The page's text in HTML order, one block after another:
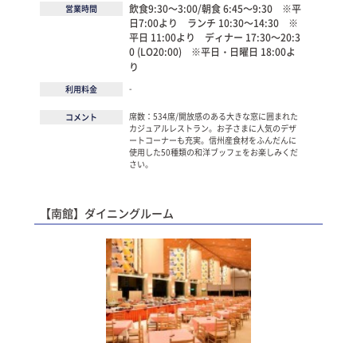
営業時間
飲食9:30～3:00/朝食 6:45～9:30 ※平
日7:00より ランチ 10:30～14:30 ※
平日 11:00より ディナー 17:30～20:3
0 (LO20:00) ※平日・日曜日 18:00よ
り
利用料金 -
コメント
席数：534席/開放感のある大きな窓に囲まれた
カジュアルレストラン。お子さまに人気のデザ
ートコーナーも充実。信州産食材をふんだんに
使用した50種類の和洋ブッフェをお楽しみくだ
さい。
【南館】ダイニングルーム